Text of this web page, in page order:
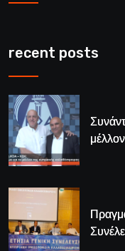
recent posts